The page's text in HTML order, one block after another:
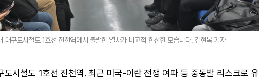
대구도시철도 1호선 진천역에서 출발한 열차가 비교적 한산한 모습니다. 김현목 기자
시철도 1호선 진천역. 최근 미국-이란 전쟁 여파 등 중동발 리스크로 유